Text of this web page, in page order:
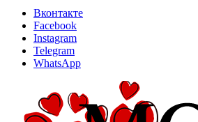
Вконтакте
Facebook
Instagram
Telegram
WhatsApp